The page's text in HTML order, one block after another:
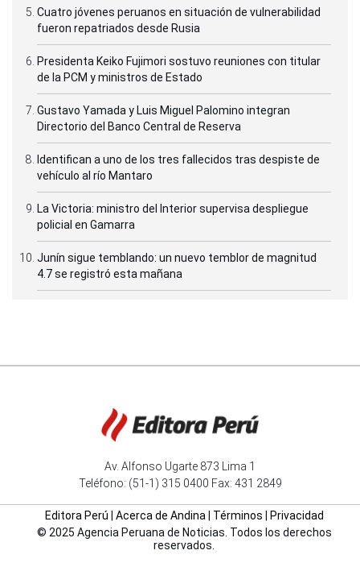
Cuatro jóvenes peruanos en situación de vulnerabilidad
fueron repatriados desde Rusia
Presidenta Keiko Fujimori sostuvo reuniones con titular
de la PCM y ministros de Estado
Gustavo Yamada y Luis Miguel Palomino integran
Directorio del Banco Central de Reserva
Identifican a uno de los tres fallecidos tras despiste de
vehículo al río Mantaro
La Victoria: ministro del Interior supervisa despliegue
policial en Gamarra
Junín sigue temblando: un nuevo temblor de magnitud
4.7 se registró esta mañana
Av. Alfonso Ugarte 873 Lima 1
Teléfono: (51-1) 315 0400 Fax: 431 2849
Editora Perú Acerca de Andina Términos
Privacidad
© 2025 Agencia Peruana de Noticias. Todos los derechos
reservados.